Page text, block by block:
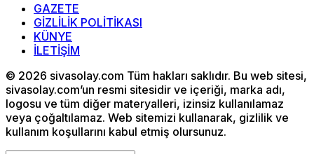
GAZETE
GİZLİLİK POLİTİKASI
KÜNYE
İLETİŞİM
© 2026 sivasolay.com Tüm hakları saklıdır. Bu web sitesi,
sivasolay.com’un resmi sitesidir ve içeriği, marka adı,
logosu ve tüm diğer materyalleri, izinsiz kullanılamaz
veya çoğaltılamaz. Web sitemizi kullanarak, gizlilik ve
kullanım koşullarını kabul etmiş olursunuz.